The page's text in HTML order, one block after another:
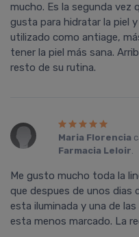
mucho. Es la segunda vez
gusta para hidratar la piel
utilizado como antiage,
tener la piel más sana.
resto de su rutina.
Maria Florencia
Farmacia Leloir.
Me gusto mucho toda la
que despues de unos dias
esta iluminada y una de
esta menos marcado. La